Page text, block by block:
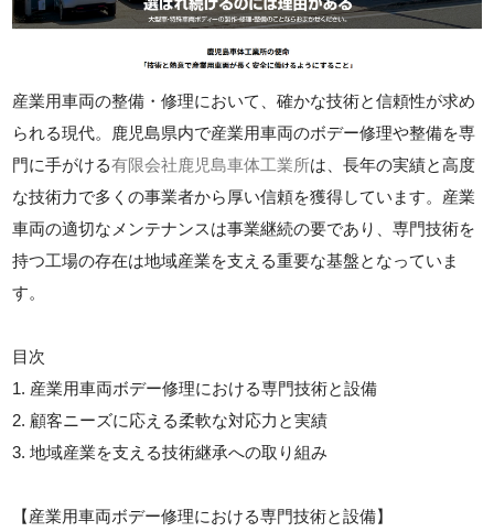
産業用車両の整備・修理において、確かな技術と信頼性が求め
られる現代。鹿児島県内で産業用車両のボデー修理や整備を専
門に手がける有限会社鹿児島車体工業所は、長年の実績と高度
な技術力で多くの事業者から厚い信頼を獲得しています。産業
車両の適切なメンテナンスは事業継続の要であり、専門技術を
持つ工場の存在は地域産業を支える重要な基盤となっていま
す。
目次
1. 産業用車両ボデー修理における専門技術と設備
2. 顧客ニーズに応える柔軟な対応力と実績
3. 地域産業を支える技術継承への取り組み
【産業用車両ボデー修理における専門技術と設備】